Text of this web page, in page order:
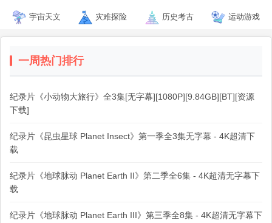
宇宙天文 灾难探险 历史考古 运动游戏
一周热门排行
纪录片《小动物大旅行》全3集[无字幕][1080P][9.84GB][BT][资源
下载]
纪录片《昆虫星球 Planet Insect》第一季全3集无字幕 - 4K超清下
载
纪录片《地球脉动 Planet Earth II》第二季全6集 - 4K超清无字幕下
载
纪录片《地球脉动 Planet Earth III》第三季全8集 - 4K超清无字幕下